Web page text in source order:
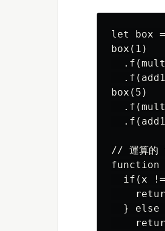
let box
box(1)
box(5)
// 運算的
if(x
} else